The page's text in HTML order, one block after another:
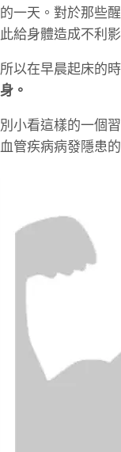
的一天。對於那些
此給身體造成不利影
所以在早晨起床的時
身。
別小看這樣的一個
血管疾病病發隱患